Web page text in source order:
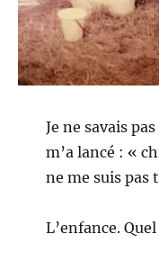
Je ne savais
m’a lancé : «
ne me suis pas
L’enfance.